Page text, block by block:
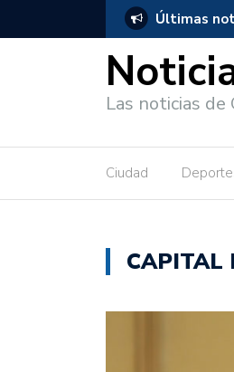
Últimas
de Clavados 2026
Las noticias de
Ciudad
CAPITAL